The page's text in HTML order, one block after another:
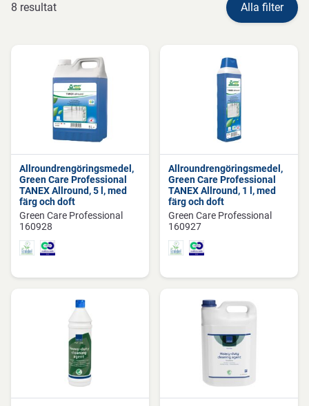
8 resultat Alla filter
Allroundrengöringsmedel,
Green Care Professional
TANEX Allround, 5 l, med
färg och doft
Green Care Professional
160928
Allroundrengöringsmedel,
Green Care Professional
TANEX Allround, 1 l, med
färg och doft
Green Care Professional
160927